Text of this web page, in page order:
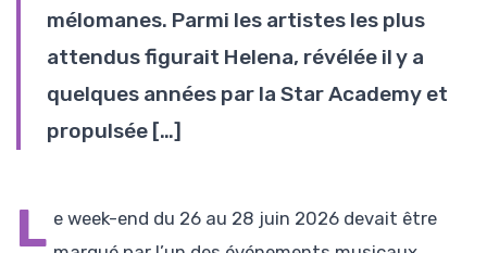
mélomanes. Parmi les artistes les plus
attendus figurait Helena, révélée il y a
quelques années par la Star Academy et
propulsée […]
L e week-end du 26 au 28 juin 2026 devait être